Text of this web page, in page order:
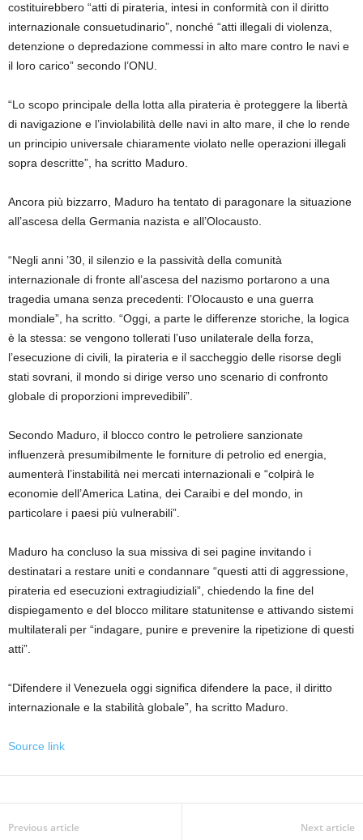
costituirebbero “atti di pirateria, intesi in conformità con il diritto
internazionale consuetudinario”, nonché “atti illegali di violenza,
detenzione o depredazione commessi in alto mare contro le navi e
il loro carico” secondo l’ONU.
“Lo scopo principale della lotta alla pirateria è proteggere la libertà
di navigazione e l’inviolabilità delle navi in ​​alto mare, il che lo rende
un principio universale chiaramente violato nelle operazioni illegali
sopra descritte”, ha scritto Maduro.
Ancora più bizzarro, Maduro ha tentato di paragonare la situazione
all’ascesa della Germania nazista e all’Olocausto.
“Negli anni ’30, il silenzio e la passività della comunità
internazionale di fronte all’ascesa del nazismo portarono a una
tragedia umana senza precedenti: l’Olocausto e una guerra
mondiale”, ha scritto. “Oggi, a parte le differenze storiche, la logica
è la stessa: se vengono tollerati l’uso unilaterale della forza,
l’esecuzione di civili, la pirateria e il saccheggio delle risorse degli
stati sovrani, il mondo si dirige verso uno scenario di confronto
globale di proporzioni imprevedibili”.
Secondo Maduro, il blocco contro le petroliere sanzionate
influenzerà presumibilmente le forniture di petrolio ed energia,
aumenterà l’instabilità nei mercati internazionali e “colpirà le
economie dell’America Latina, dei Caraibi e del mondo, in
particolare i paesi più vulnerabili”.
Maduro ha concluso la sua missiva di sei pagine invitando i
destinatari a restare uniti e condannare “questi atti di aggressione,
pirateria ed esecuzioni extragiudiziali”, chiedendo la fine del
dispiegamento e del blocco militare statunitense e attivando sistemi
multilaterali per “indagare, punire e prevenire la ripetizione di questi
atti”.
“Difendere il Venezuela oggi significa difendere la pace, il diritto
internazionale e la stabilità globale”, ha scritto Maduro.
Source link
Previous article Next article